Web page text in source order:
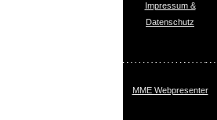
Impressum &
Datenschutz
MME Webpresenter